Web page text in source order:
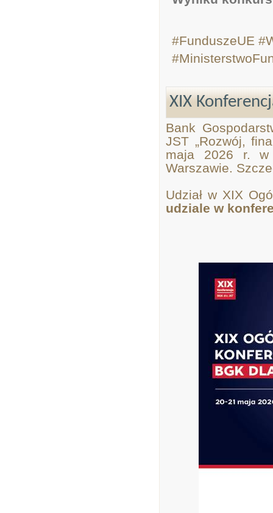
#FunduszeUE
XIX
Bank
JST „Rozwój,
maja 2026 r. w
Warszawie.
Udział w XIX
udziale w